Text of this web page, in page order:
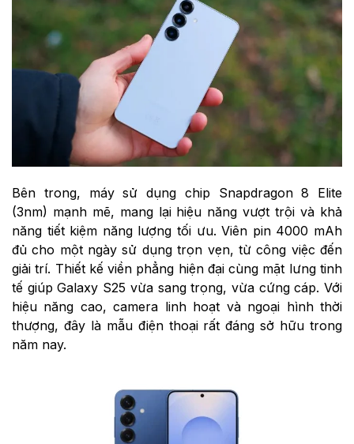
Bên trong, máy sử dụng chip Snapdragon 8 Elite
(3nm) mạnh mẽ, mang lại hiệu năng vượt trội và khả
năng tiết kiệm năng lượng tối ưu. Viên pin 4000 mAh
đủ cho một ngày sử dụng trọn vẹn, từ công việc đến
giải trí. Thiết kế viền phẳng hiện đại cùng mặt lưng tinh
tế giúp Galaxy S25 vừa sang trọng, vừa cứng cáp. Với
hiệu năng cao, camera linh hoạt và ngoại hình thời
thượng, đây là mẫu điện thoại rất đáng sở hữu trong
năm nay.